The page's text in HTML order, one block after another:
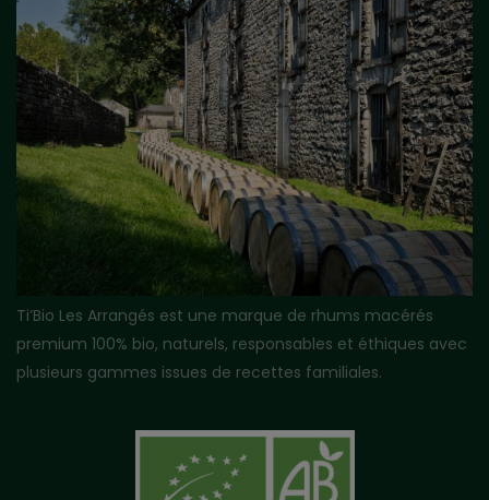
Ti’Bio Les Arrangés est une marque de rhums macérés
premium 100% bio, naturels, responsables et éthiques avec
plusieurs gammes issues de recettes familiales.